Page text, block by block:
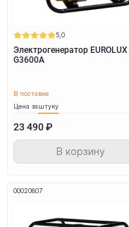
5,0
Электрогенератор EUROLUX
G3600A
В поставке
Цена заштуку
23 490 ₽
В корзину
00020807